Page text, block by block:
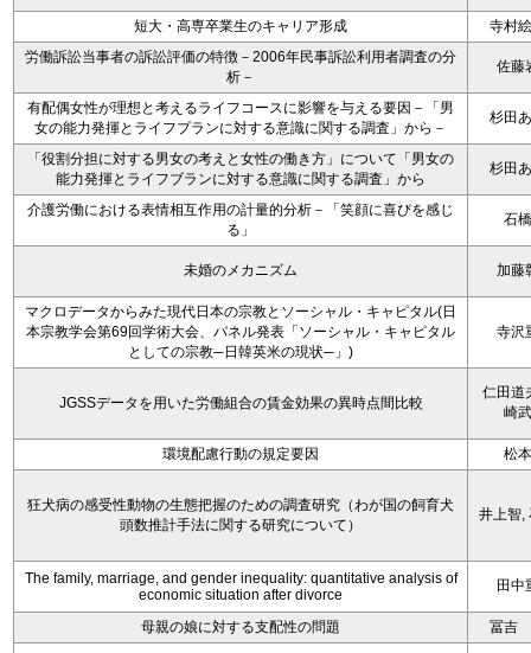
短大・高専卒業生のキャリア形成
寺村
労働訴訟当事者の訴訟評価の特徴－2006年民事訴訟利用者調査の分
析－
佐藤
有配偶女性が理想と考えるライフコースに影響を与える要因－「男
女の能力発揮とライフプランに対する意識に関する調査」から－
杉田
「役割分担に対する男女の考えと女性の働き方」について「男女の
能力発揮とライフブランに対する意識に関する調査」から
杉田
介護労働における表情相互作用の計量的分析－「笑顔に喜びを感じ
る」
石
未婚のメカニズム 加藤
マクロデータからみた現代日本の宗教とソーシャル・キャピタル(日
本宗教学会第69回学術大会、パネル発表「ソーシャル・キャピタル
としての宗教─日韓英米の現状─」)
寺沢
JGSSデータを用いた労働組合の賃金効果の異時点間比較
仁田道
崎
環境配慮行動の規定要因 松
狂犬病の感受性動物の生態把握のための調査研究（わが国の飼育犬
頭数推計手法に関する研究について）
井上智,
The family, marriage, and gender inequality: quantitative analysis of
economic situation after divorce
田中
母親の娘に対する支配性の問題 冨吉